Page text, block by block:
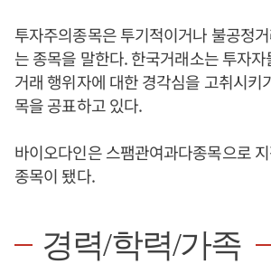
투자주의종목은 투기적이거나 불공정
는 종목을 말한다. 한국거래소는 투자
거래 행위자에 대한 경각심을 고취시키
목을 공표하고 있다.
바이오다인은 스팸관여과다종목으로
종목이 됐다.
경력/학력/가족